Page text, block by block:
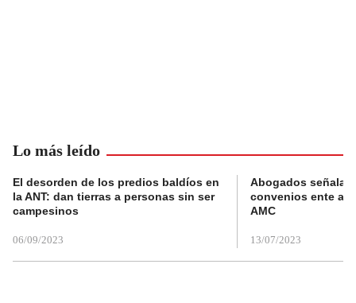
Lo más leído
El desorden de los predios baldíos en
la ANT: dan tierras a personas sin ser
campesinos
06/09/2023
Abogados
convenios ente
AMC
13/07/2023